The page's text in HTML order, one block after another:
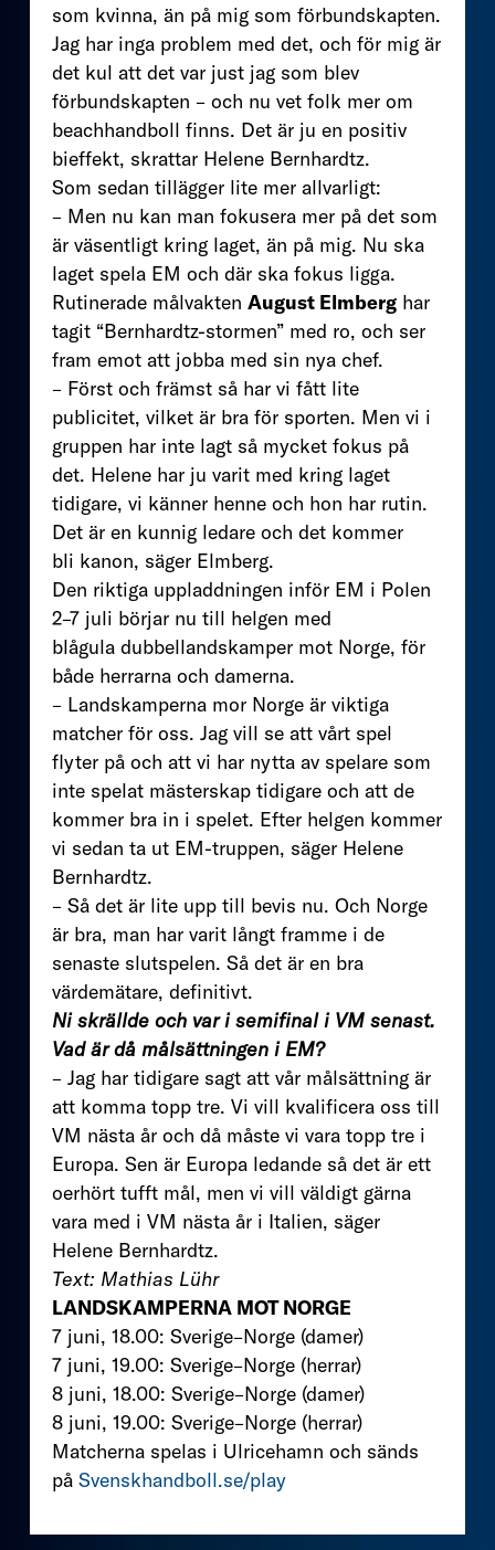
som kvinna, än på mig som förbundskapten.
Jag har inga problem med det, och för mig är
det kul att det var just jag som blev
förbundskapten – och nu vet folk mer om
beachhandboll finns. Det är ju en positiv
bieffekt, skrattar Helene Bernhardtz.
Som sedan tillägger lite mer allvarligt:
– Men nu kan man fokusera mer på det som
är väsentligt kring laget, än på mig. Nu ska
laget spela EM och där ska fokus ligga.
Rutinerade målvakten August Elmberg har
tagit “Bernhardtz-stormen” med ro, och ser
fram emot att jobba med sin nya chef.
– Först och främst så har vi fått lite
publicitet, vilket är bra för sporten. Men vi i
gruppen har inte lagt så mycket fokus på
det. Helene har ju varit med kring laget
tidigare, vi känner henne och hon har rutin.
Det är en kunnig ledare och det kommer
bli kanon, säger Elmberg.
Den riktiga uppladdningen inför EM i Polen
2–7 juli börjar nu till helgen med
blågula dubbellandskamper mot Norge, för
både herrarna och damerna.
– Landskamperna mor Norge är viktiga
matcher för oss. Jag vill se att vårt spel
flyter på och att vi har nytta av spelare som
inte spelat mästerskap tidigare och att de
kommer bra in i spelet. Efter helgen kommer
vi sedan ta ut EM-truppen, säger Helene
Bernhardtz.
– Så det är lite upp till bevis nu. Och Norge
är bra, man har varit långt framme i de
senaste slutspelen. Så det är en bra
värdemätare, definitivt.
Ni skrällde och var i semifinal i VM senast.
Vad är då målsättningen i EM?
– Jag har tidigare sagt att vår målsättning är
att komma topp tre. Vi vill kvalificera oss till
VM nästa år och då måste vi vara topp tre i
Europa. Sen är Europa ledande så det är ett
oerhört tufft mål, men vi vill väldigt gärna
vara med i VM nästa år i Italien, säger
Helene Bernhardtz.
Text: Mathias Lühr
LANDSKAMPERNA MOT NORGE
7 juni, 18.00: Sverige–Norge (damer)
7 juni, 19.00: Sverige–Norge (herrar)
8 juni, 18.00: Sverige–Norge (damer)
8 juni, 19.00: Sverige–Norge (herrar)
Matcherna spelas i Ulricehamn och sänds
på Svenskhandboll.se/play